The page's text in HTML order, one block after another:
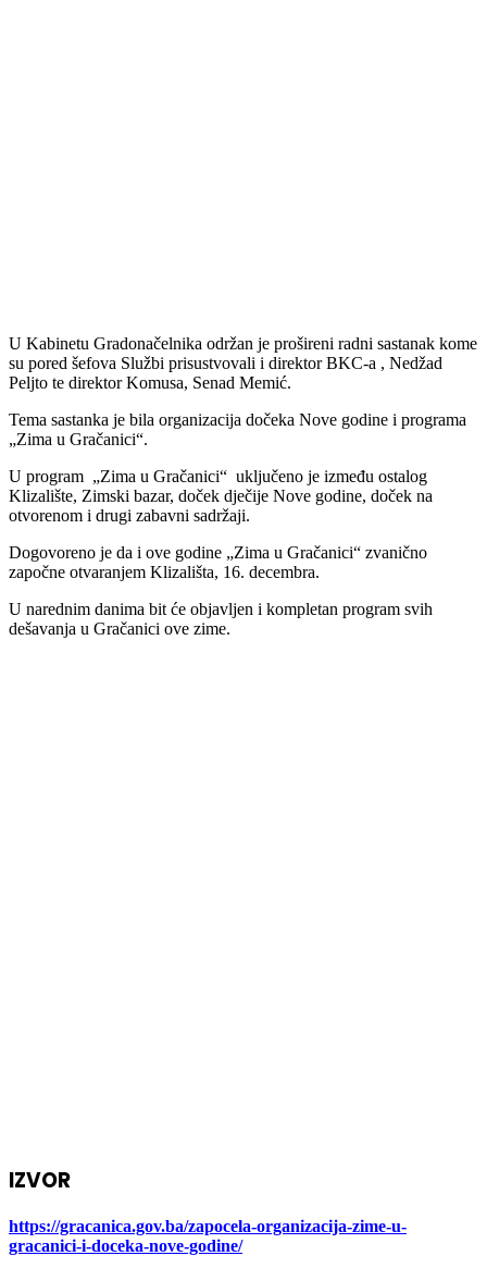
U Kabinetu Gradonačelnika održan je prošireni radni sastanak kome
su pored šefova Službi prisustvovali i direktor BKC-a , Nedžad
Peljto te direktor Komusa, Senad Memić.
Tema sastanka je bila organizacija dočeka Nove godine i programa
„Zima u Gračanici“.
U program „Zima u Gračanici“ uključeno je između ostalog
Klizalište, Zimski bazar, doček dječije Nove godine, doček na
otvorenom i drugi zabavni sadržaji.
Dogovoreno je da i ove godine „Zima u Gračanici“ zvanično
započne otvaranjem Klizališta, 16. decembra.
U narednim danima bit će objavljen i kompletan program svih
dešavanja u Gračanici ove zime.
IZVOR
https://gracanica.gov.ba/zapocela-organizacija-zime-u-
gracanici-i-doceka-nove-godine/